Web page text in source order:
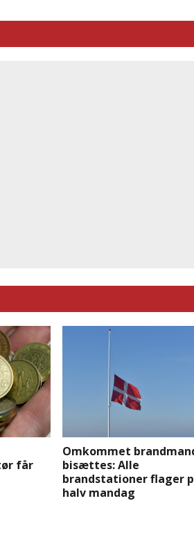
får
Omkommet
bisættes: Alle
brandstationer flager
halv mandag